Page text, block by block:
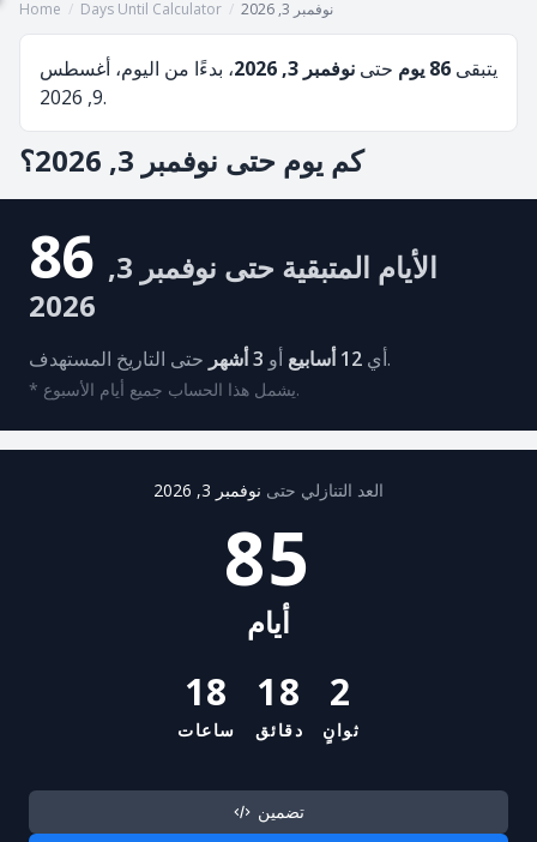
Home / Days Until Calculator / نوفمبر 3, 2026
يتبقى 86 يوم حتى نوفمبر 3, 2026
، بدءًا من اليوم، أغسطس
9, 2026.
كم يوم حتى نوفمبر 3, 2026؟
86 الأيام المتبقية حتى نوفمبر 3,
2026
أي 12 أسابيع أو 3 أشهر حتى التاريخ المستهدف.
* يشمل هذا الحساب جميع أيام الأسبوع.
العد التنازلي حتى نوفمبر 3, 2026
85
أيام
18
ساعات
18
دقائق
2
ثوانٍ
تضمين